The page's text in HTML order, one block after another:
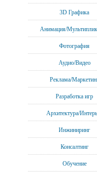
3D Графика
Анимация/
Фотография
Аудио/Видео
Реклама/
Разработка игр
Архитектура/
Инжиниринг
Консалтинг
Обучение